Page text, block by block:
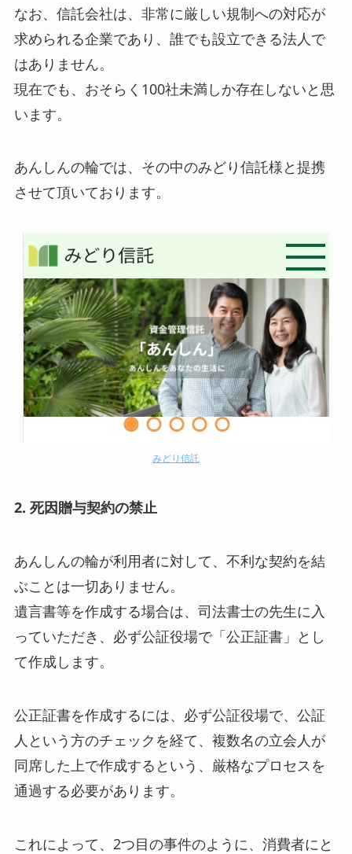
なお、信託会社は、非常に厳しい規制への対応が
求められる企業であり、誰でも設立できる法人で
はありません。
現在でも、おそらく100社未満しか存在しないと思
います。
あんしんの輪では、その中のみどり信託様と提携
させて頂いております。
みどり信託
2. 死因贈与契約の禁止
あんしんの輪が利用者に対して、不利な契約を結
ぶことは一切ありません。
遺言書等を作成する場合は、司法書士の先生に入
っていただき、必ず公証役場で「公正証書」とし
て作成します。
公正証書を作成するには、必ず公証役場で、公証
人という方のチェックを経て、複数名の立会人が
同席した上で作成するという、厳格なプロセスを
通過する必要があります。
これによって、2つ目の事件のように、消費者にと